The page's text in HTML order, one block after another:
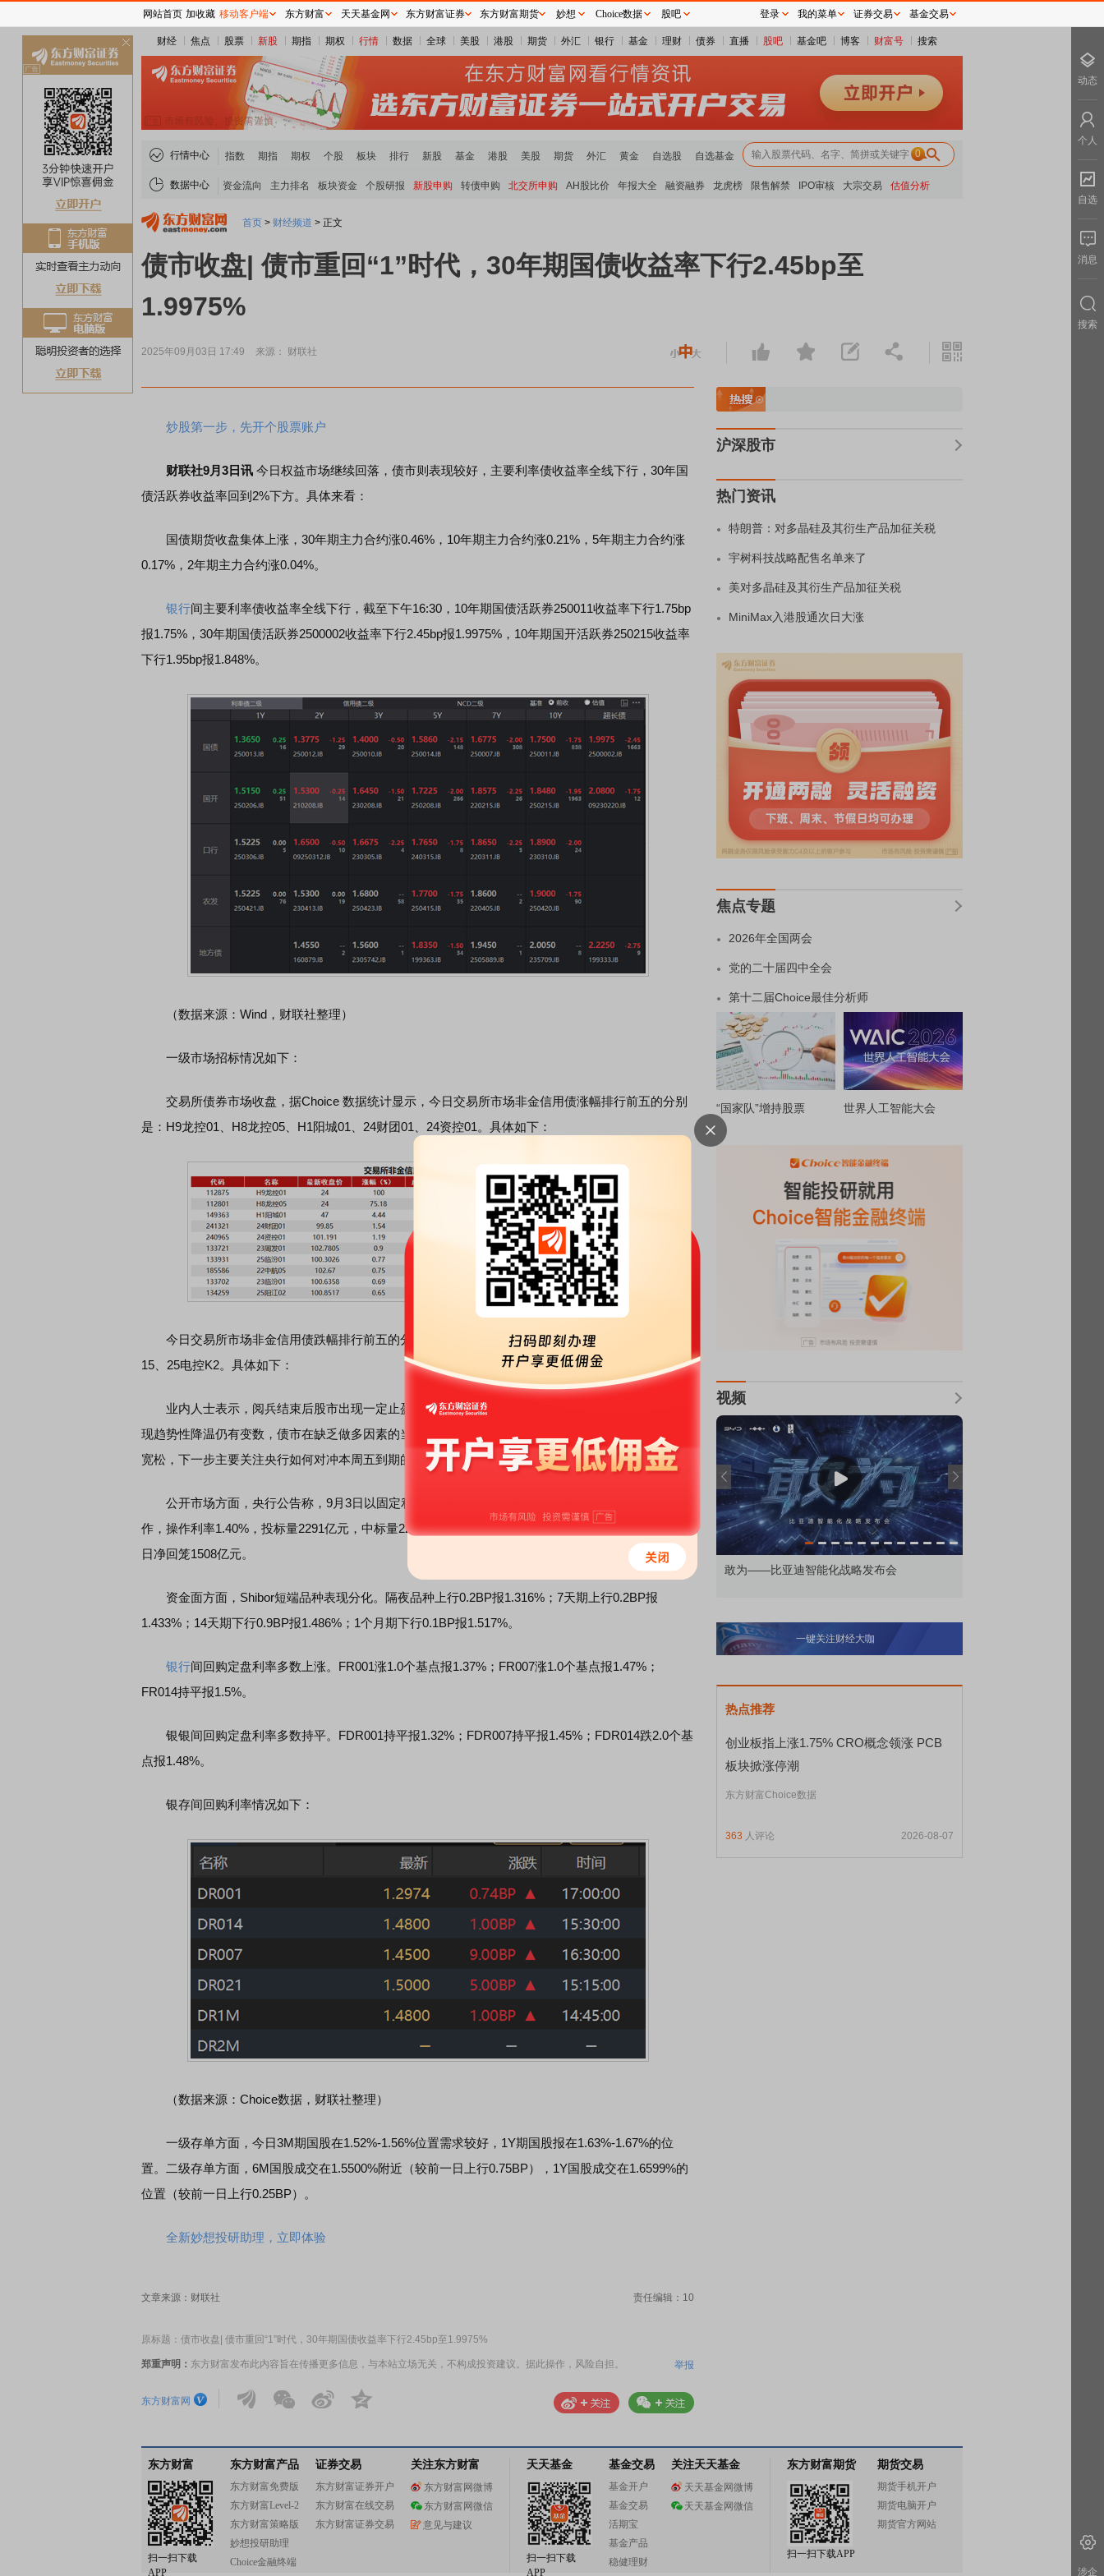
财经 焦点 股票 新股 期指 期权 行情 数据 全球 美股 港股 期货 外汇 银行 基金 理财 债券 直播 股吧 基金吧 博客 财富号 搜索
行情中心 指数 期指 期权 个股 板块 排行 新股 基金 港股 美股 期货 外汇 黄金 自选股 自选基金 0
数据中心 资金流向 主力排名 板块资金 个股研报 新股申购 转债申购 北交所申购 AH股比价 年报大全 融资融券 龙虎榜 限售解禁 IPO审核 大宗交易 估值分析
首页 > 财经频道 > 正文
债市收盘| 债市重回“1”时代，30年期国债收益率下行2.45bp至
1.9975%
2025年09月03日 17:49 来源： 财联社
炒股第一步，先开个股票账户
财联社9月3日讯 今日权益市场继续回落，债市则表现较好，主要利率债收益率全线下行，30年国
债活跃券收益率回到2%下方。具体来看：
国债期货收盘集体上涨，30年期主力合约涨0.46%，10年期主力合约涨0.21%，5年期主力合约涨
0.17%，2年期主力合约涨0.04%。
银行间主要利率债收益率全线下行，截至下午16:30，10年期国债活跃券250011收益率下行1.75bp
报1.75%，30年期国债活跃券2500002收益率下行2.45bp报1.9975%，10年期国开活跃券250215收益率
下行1.95bp报1.848%。
（数据来源：Wind，财联社整理）
一级市场招标情况如下：
交易所债券市场收盘，据Choice 数据统计显示，今日交易所市场非金信用债涨幅排行前五的分别
是：H9龙控01、H8龙控05、H1阳城01、24财团01、24资控01。具体如下：
今日交易所市场非金信用债跌幅排行前五的分别是：H1碧地03、24电建K2、25深铁03、23深铁
15、25电控K2。具体如下：
业内人士表示，阅兵结束后股市出现一定止盈已在市场预期之中，不过下一阶段风险情绪能否出
现趋势性降温仍有变数，债市在缺乏做多因素的当下，走势可能还会受到较多牵制。目前流动性稳定
宽松，下一步主要关注央行如何对冲本周五到期的1万亿元买断式逆回购。
公开市场方面，央行公告称，9月3日以固定利率、数量招标方式开展了2291亿元7天期逆回购操
作，操作利率1.40%，投标量2291亿元，中标量2291亿元。当日3799亿元逆回购到期，据此计算，单
日净回笼1508亿元。
资金面方面，Shibor短端品种表现分化。隔夜品种上行0.2BP报1.316%；7天期上行0.2BP报
1.433%；14天期下行0.9BP报1.486%；1个月期下行0.1BP报1.517%。
银行间回购定盘利率多数上涨。FR001涨1.0个基点报1.37%；FR007涨1.0个基点报1.47%；
FR014持平报1.5%。
银银间回购定盘利率多数持平。FDR001持平报1.32%；FDR007持平报1.45%；FDR014跌2.0个基
点报1.48%。
银存间回购利率情况如下：
（数据来源：Choice数据，财联社整理）
一级存单方面，今日3M期国股在1.52%-1.56%位置需求较好，1Y期国股报在1.63%-1.67%的位
置。二级存单方面，6M国股成交在1.5500%附近（较前一日上行0.75BP），1Y国股成交在1.6599%的
位置（较前一日上行0.25BP）。
全新妙想投研助理，立即体验
文章来源：财联社 责任编辑：10
原标题：债市收盘| 债市重回“1”时代，30年期国债收益率下行2.45bp至1.9975%
郑重声明： 东方财富发布此内容旨在传播更多信息，与本站立场无关，不构成投资建议。据此操作，风险自担。 举报
东方财富网
沪深股市
热门资讯
特朗普：对多晶硅及其衍生产品加征关税
宇树科技战略配售名单来了
美对多晶硅及其衍生产品加征关税
MiniMax入港股通次日大涨
焦点专题
2026年全国两会
党的二十届四中全会
第十二届Choice最佳分析师
“国家队”增持股票 世界人工智能大会
视频
北交所顶格打新居然只能中碎股 敢为——比亚迪智能化战略发布会
一键关注财经大咖
热点推荐
创业板指上涨1.75% CRO概念领涨 PCB
板块掀涨停潮
东方财富Choice数据
363 人评论 2026-08-07
东方财富
扫一扫下载
APP
东方财富产品
东方财富免费版
东方财富Level-2
东方财富策略版
妙想投研助理
Choice金融终端
证券交易
东方财富证券开户
东方财富在线交易
东方财富证券交易
关注东方财富
东方财富网微博
东方财富网微信
意见与建议
天天基金
扫一扫下载
APP
基金交易
基金开户
基金交易
活期宝
基金产品
稳健理财
关注天天基金
天天基金网微博
天天基金网微信
东方财富期货
扫一扫下载APP
期货交易
期货手机开户
期货电脑开户
期货官方网站
网站首页 加收藏 移动客户端 东方财富 天天基金网 东方财富证券 东方财富期货 妙想 Choice数据 股吧 登录 我的菜单 证券交易 基金交易
动态
个人
自选
消息
搜索
涉企
关